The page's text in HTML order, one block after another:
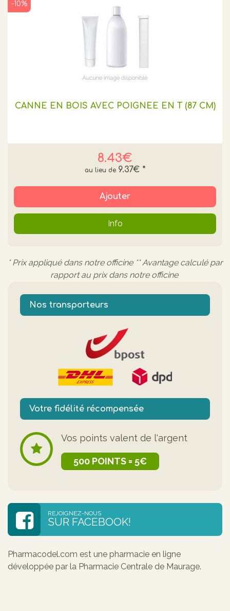
CANNE EN BOIS AVEC POIGNEE EN T (87 CM)
8.43€
-10%
9.37€ *
Ajouter
Info
* Prix appliqué dans notre officine ** Avantage calculé par
rapport au prix dans notre officine
Nos transporteurs
Votre fidélité récompensée
Vos points valent de l'argent
500 POINTS = 5€
REJOIGNEZ-NOUS
SUR FACEBOOK!
Pharmacodel.com est une pharmacie en ligne
développée par la Pharmacie Centrale de Maurage.